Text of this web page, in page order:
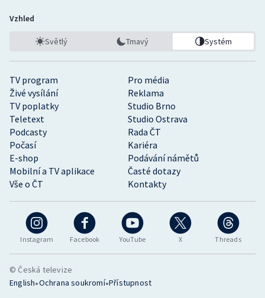
Instagram Facebook YouTube X Threads
TV program
Pro média
Živé vysílání
Reklama
TV poplatky
Studio Brno
Teletext
Studio Ostrava
Podcasty
Rada ČT
Počasí
Kariéra
E-shop
Podávání námětů
Mobilní a TV aplikace
Časté dotazy
Vše o ČT
Kontakty
Vzhled
Světlý Tmavý Systém
© Česká televize
English•Ochrana soukromí•Přístupnost